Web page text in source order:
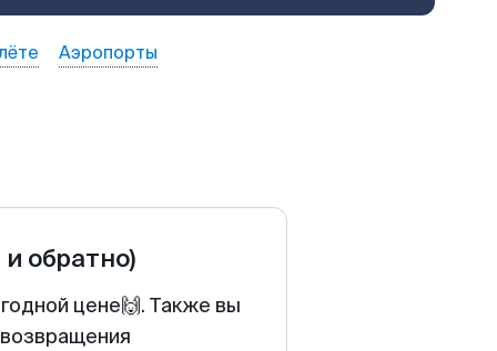
Аэропорты
и обратно)
цене🙌. Также вы